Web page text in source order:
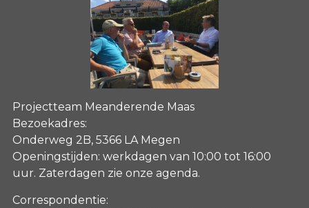
Projectteam Meanderende Maas
Bezoekadres:
Onderweg 2B, 5366 LA Megen
Openingstijden: werkdagen van 10:00 tot 16:00
uur. Zaterdagen zie onze agenda.
Correspondentie: